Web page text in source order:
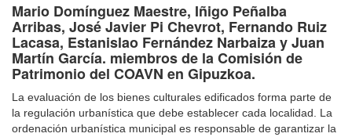
Mario Domínguez Maestre, Iñigo Peñalba
Arribas, José Javier Pi Chevrot, Fernando Ruiz
Lacasa, Estanislao Fernández Narbaiza y Juan
Martín García. miembros de la Comisión de
Patrimonio del COAVN en Gipuzkoa.
La evaluación de los bienes culturales edificados forma parte de
la regulación urbanística que debe establecer cada localidad. La
ordenación urbanística municipal es responsable de garantizar la